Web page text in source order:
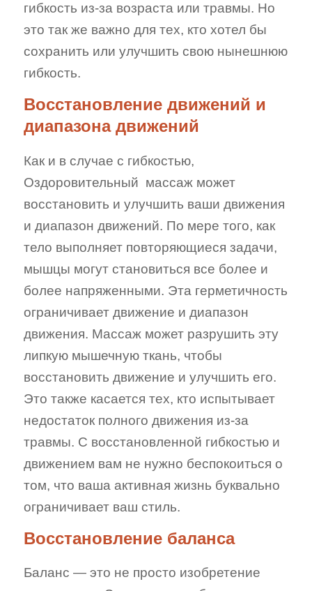
гибкость из-за возраста или травмы. Но
это так же важно для тех, кто хотел бы
сохранить или улучшить свою нынешнюю
гибкость.
Восстановление движений и
диапазона движений
Как и в случае с гибкостью,
Оздоровительный массаж может
восстановить и улучшить ваши движения
и диапазон движений. По мере того, как
тело выполняет повторяющиеся задачи,
мышцы могут становиться все более и
более напряженными. Эта герметичность
ограничивает движение и диапазон
движения. Массаж может разрушить эту
липкую мышечную ткань, чтобы
восстановить движение и улучшить его.
Это также касается тех, кто испытывает
недостаток полного движения из-за
травмы. С восстановленной гибкостью и
движением вам не нужно беспокоиться о
том, что ваша активная жизнь буквально
ограничивает ваш стиль.
Восстановление баланса
Баланс — это не просто изобретение